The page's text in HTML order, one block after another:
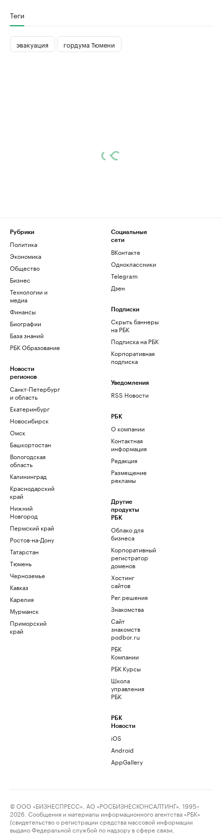
Теги
эвакуация гордума Тюмени
Рубрики
Политика
Экономика
Общество
Бизнес
Технологии и
медиа
Финансы
Биографии
База знаний
РБК Образование
Новости
регионов
Санкт-Петербург
и область
Екатеринбург
Новосибирск
Омск
Башкортостан
Вологодская
область
Калининград
Краснодарский
край
Нижний
Новгород
Пермский край
Ростов-на-Дону
Татарстан
Тюмень
Черноземье
Кавказ
Карелия
Мурманск
Приморский
край
Социальные
сети
ВКонтакте
Одноклассники
Telegram
Дзен
Подписки
Скрыть баннеры
на РБК
Подписка на РБК
Корпоративная
подписка
Уведомления
RSS Новости
РБК
О компании
Контактная
информация
Редакция
Размещение
рекламы
Другие
продукты
РБК
Облако для
бизнеса
Корпоративный
регистратор
доменов
Хостинг
сайтов
Рег.решения
Знакомства
Сайт
знакомств
podbor.ru
РБК
Компании
РБК Курсы
Школа
управления
РБК
РБК
Новости
iOS
Android
AppGallery
© ООО «БИЗНЕСПРЕСС», АО «РОСБИЗНЕСКОНСАЛТИНГ», 1995–
2026. Сообщения и материалы информационного агентства «РБК»
(свидетельство о регистрации средства массовой информации
выдано Федеральной службой по надзору в сфере связи,